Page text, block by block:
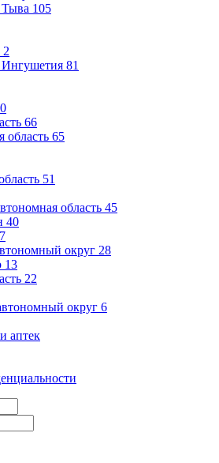
Тыва 105
2
Ингушетия 81
66
область 65
51
область 45
40
округ 28
13
22
округ 6
аптек